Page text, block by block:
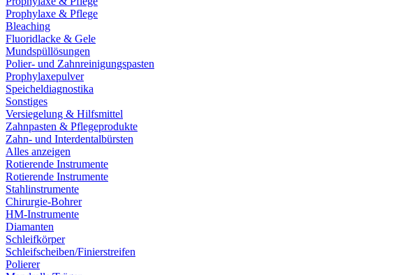
Prophylaxe & Pflege
Bleaching
Fluoridlacke & Gele
Mundspüllösungen
Polier- und Zahnreinigungspasten
Prophylaxepulver
Speicheldiagnostika
Sonstiges
Versiegelung & Hilfsmittel
Zahnpasten & Pflegeprodukte
Zahn- und Interdentalbürsten
Alles anzeigen
Rotierende Instrumente
Rotierende Instrumente
Stahlinstrumente
Chirurgie-Bohrer
HM-Instrumente
Diamanten
Schleifkörper
Schleifscheiben/Finierstreifen
Polierer